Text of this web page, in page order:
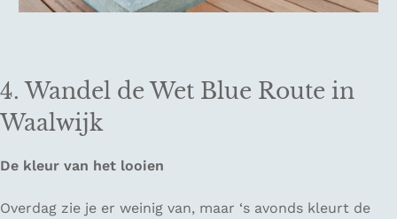
4. Wandel de Wet Blue Route in
Waalwijk
De kleur van het looien
Overdag zie je er weinig van, maar ‘s avonds kleurt de